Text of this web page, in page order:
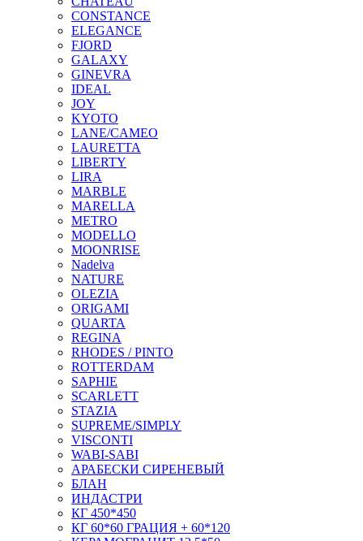
CONSTANCE
ELEGANCE
FJORD
GALAXY
GINEVRA
IDEAL
JOY
KYOTO
LANE/CAMEO
LAURETTA
LIBERTY
LIRA
MARBLE
MARELLA
METRO
MODELLO
MOONRISE
Nadelva
NATURE
OLEZIA
ORIGAMI
QUARTA
REGINA
RHODES / PINTO
ROTTERDAM
SAPHIE
SCARLETT
STAZIA
SUPREME/SIMPLY
VISCONTI
WABI-SABI
АРАБЕСКИ СИРЕНЕВЫЙ
БЛАН
ИНДАСТРИ
КГ 450*450
КГ 60*60 ГРАЦИЯ + 60*120